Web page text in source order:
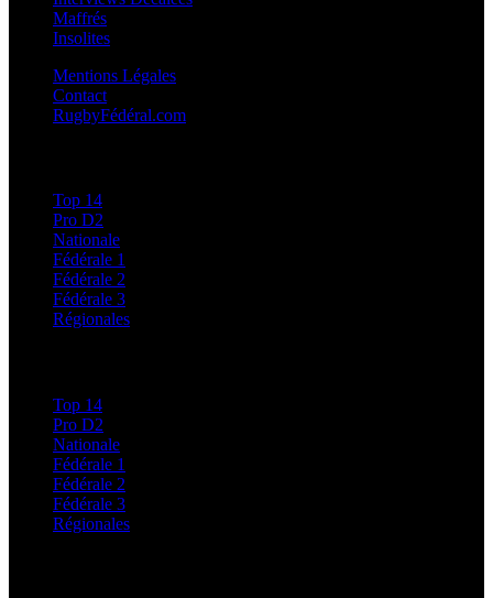
Maffrés
Insolites
Mentions Légales
Contact
RugbyFédéral.com
Top 14
Pro D2
Nationale
Fédérale 1
Fédérale 2
Fédérale 3
Régionales
Top 14
Pro D2
Nationale
Fédérale 1
Fédérale 2
Fédérale 3
Régionales